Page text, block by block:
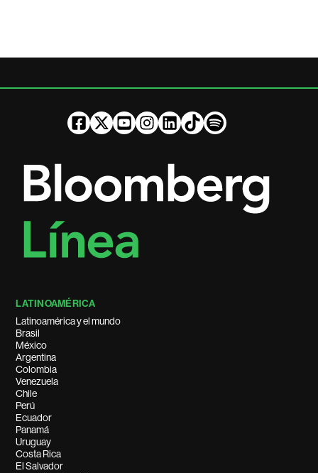
LATINOAMÉRICA
Latinoamérica y el mundo
Brasil
México
Argentina
Colombia
Venezuela
Chile
Perú
Ecuador
Panamá
Uruguay
Costa Rica
El Salvador